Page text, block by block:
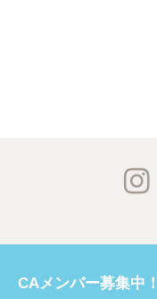
CAメンバー募集中！